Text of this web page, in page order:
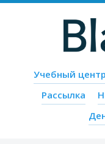
Меню
Пропустить содержимое
Учебный центр
Рассылка